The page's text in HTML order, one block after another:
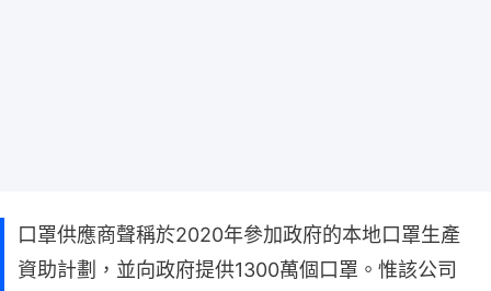
口罩供應商聲稱於2020年參加政府的本地口罩生產
資助計劃，並向政府提供1300萬個口罩。惟該公司